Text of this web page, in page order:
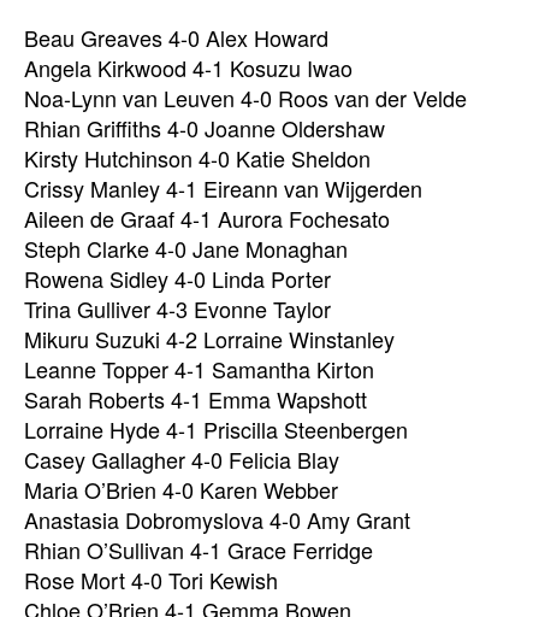
Beau Greaves 4-0 Alex Howard
Angela Kirkwood 4-1 Kosuzu Iwao
Noa-Lynn van Leuven 4-0 Roos van der Velde
Rhian Griffiths 4-0 Joanne Oldershaw
Kirsty Hutchinson 4-0 Katie Sheldon
Crissy Manley 4-1 Eireann van Wijgerden
Aileen de Graaf 4-1 Aurora Fochesato
Steph Clarke 4-0 Jane Monaghan
Rowena Sidley 4-0 Linda Porter
Trina Gulliver 4-3 Evonne Taylor
Mikuru Suzuki 4-2 Lorraine Winstanley
Leanne Topper 4-1 Samantha Kirton
Sarah Roberts 4-1 Emma Wapshott
Lorraine Hyde 4-1 Priscilla Steenbergen
Casey Gallagher 4-0 Felicia Blay
Maria O’Brien 4-0 Karen Webber
Anastasia Dobromyslova 4-0 Amy Grant
Rhian O’Sullivan 4-1 Grace Ferridge
Rose Mort 4-0 Tori Kewish
Chloe O’Brien 4-1 Gemma Bowen